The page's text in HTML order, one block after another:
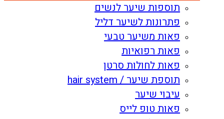
תוספות שיער לנשים
פתרונות לשיער דליל
פאות משיער טבעי
פאות רפואיות
פאות לחולות סרטן
תוספת שיער / hair system
עיבוי שיער
פאות טופ לייס